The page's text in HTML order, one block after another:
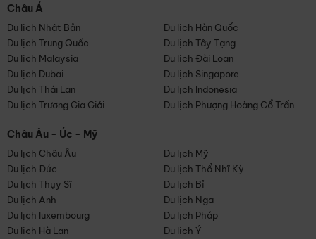
Châu Á
Du lịch Nhật Bản
Du lịch Hàn Quốc
Du lịch Trung Quốc
Du lịch Tây Tạng
Du lịch Malaysia
Du lịch Đài Loan
Du lịch Dubai
Du lịch Singapore
Du lịch Thái Lan
Du lịch Indonesia
Du lịch Trương Gia Giới
Du lịch Phượng Hoàng Cổ Trấn
Châu Âu - Úc - Mỹ
Du lịch Châu Âu
Du lịch Mỹ
Du lịch Đức
Du lịch Thổ Nhĩ Kỳ
Du lịch Thụy Sĩ
Du lịch Bỉ
Du lịch Anh
Du lịch Nga
Du lịch luxembourg
Du lịch Pháp
Du lịch Hà Lan
Du lịch Ý